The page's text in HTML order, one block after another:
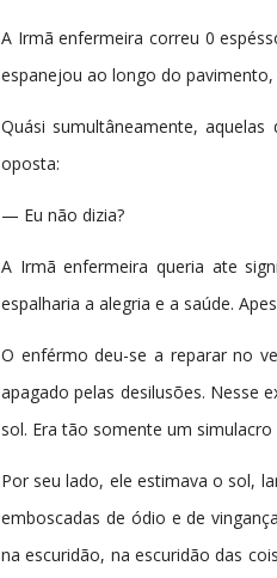
A Irmã enfermeira correu 0
espanejou ao longo do
Quási sumultâneamente,
oposta:
— Eu não dizia?
A Irmã enfermeira queria ate
espalharia a alegria e a saúde.
O enférmo deu-se a reparar no
apagado pelas desilusões. Nesse
sol. Era tão somente um simulacro
Por seu lado, ele estimava o sol,
emboscadas de ódio e de
na escuridão, na escuridão das